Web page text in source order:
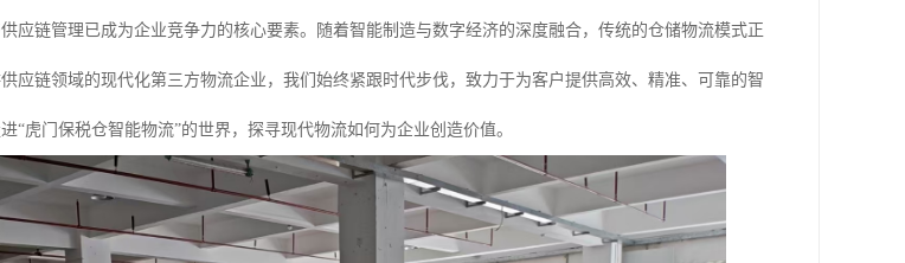
应链管理已成为企业竞争力的核心要素。随着智能制造与数字经济的深度融合，传统的仓储物流模式正
应链领域的现代化第三方物流企业，我们始终紧跟时代步伐，致力于为客户提供高效、精准、可靠的智
“虎门保税仓智能物流”的世界，探寻现代物流如何为企业创造价值。